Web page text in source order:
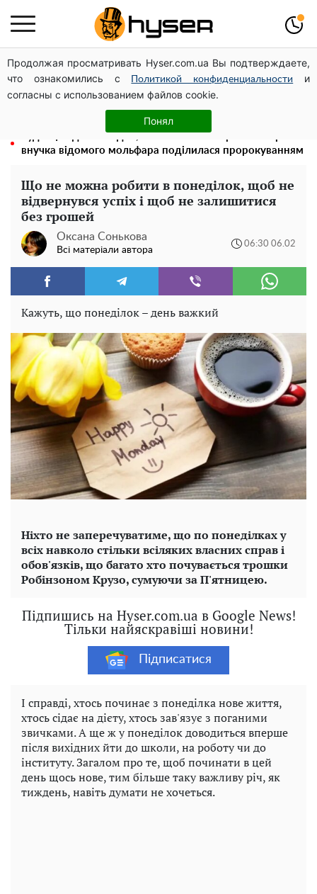
Продолжая просматривать Hyser.com.ua Вы подтверждаете,
что ознакомились с
Политикой конфиденциальности
и
согласны с использованием файлов cookie.
Понял
Його доведеться просто вилити: скільки можна
зберігати бензин у пластиковій каністрі
Тому й виглядає так молодо: 5 простих та улюблених
страв Алли Пугачової, про які ви достеменно не знали
внучка відомого мольфара поділилася пророкуванням
Що не можна робити в понеділок, щоб не
відвернувся успіх і щоб не залишитися
без грошей
Оксана Сонькова
Всі матеріали автора
06:30 06.02
Кажуть, що понеділок – день важкий
Ніхто не заперечуватиме, що по понеділках у
всіх навколо стільки всіляких власних справ і
обов'язків, що багато хто почувається трошки
Робінзоном Крузо, сумуючи за П'ятницею.
Підпишись на Hyser.com.ua в Google News!
Тільки найяскравіші новини!
Підписатися
І справді, хтось починає з понеділка нове життя,
хтось сідає на дієту, хтось зав'язує з поганими
звичками. А ще ж у понеділок доводиться вперше
після вихідних йти до школи, на роботу чи до
інституту. Загалом про те, щоб починати в цей
день щось нове, тим більше таку важливу річ, як
тиждень, навіть думати не хочеться.